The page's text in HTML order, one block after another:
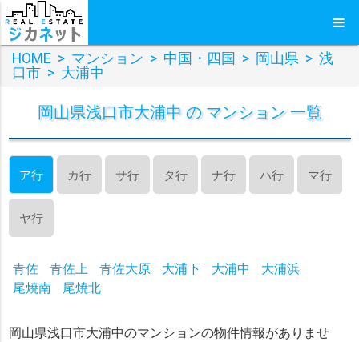
HOME > マンション > 中国・四国 > 岡山県 > 浅
口市 > 大浦中
岡山県浅口市大浦中 の マンション 一覧
ア行 カ行 サ行 タ行 ナ行 ハ行 マ行
ヤ行
青佐 青佐上 青佐大原 大浦下 大浦中
大浦浜
尾焼南
尾焼北
岡山県浅口市大浦中のマンションの物件情報がありませ